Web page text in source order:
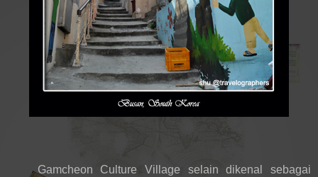
Gamcheon Culture Village selain dikenal sebagai